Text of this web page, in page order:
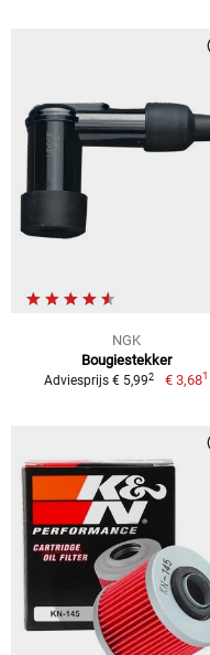
NGK
Bougiestekker
Adviesprijs € 5,992 € 3,681